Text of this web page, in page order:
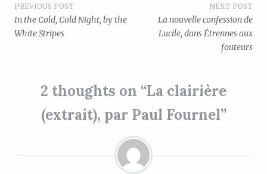
Post
navigation
PREVIOUS POST
In the Cold, Cold Night, by the
White Stripes
NEXT POST
La nouvelle confession de
Lucile, dans Étrennes aux
fouteurs
2 thoughts on “La clairière
(extrait), par Paul Fournel”